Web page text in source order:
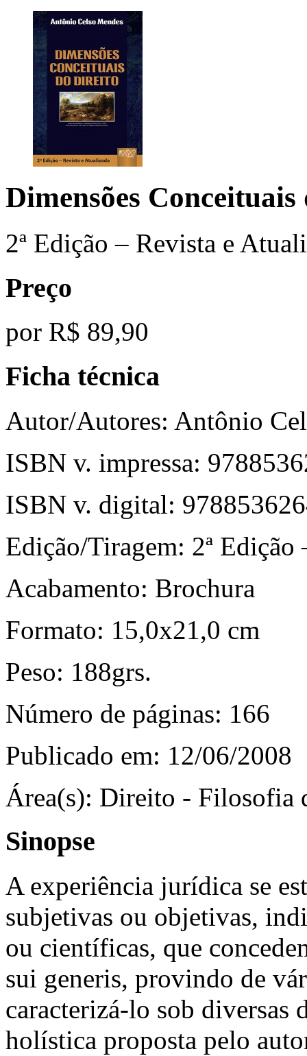
Dimensões
2ª Edição – Revista e
Preço
por R$ 89,90
Ficha técnica
Autor/Autores: Antônio
ISBN v. impressa:
ISBN v. digital:
Edição/Tiragem: 2ª Edição
Acabamento: Brochura
Formato: 15,0x21,0 cm
Peso: 188grs.
Número de páginas: 166
Publicado em: 12/06/2008
Área(s): Direito - Filosofia
Sinopse
A experiência jurídica se
subjetivas ou objetivas,
ou científicas, que
sui generis, provindo de
caracterizá-lo sob diversas
holística proposta pelo